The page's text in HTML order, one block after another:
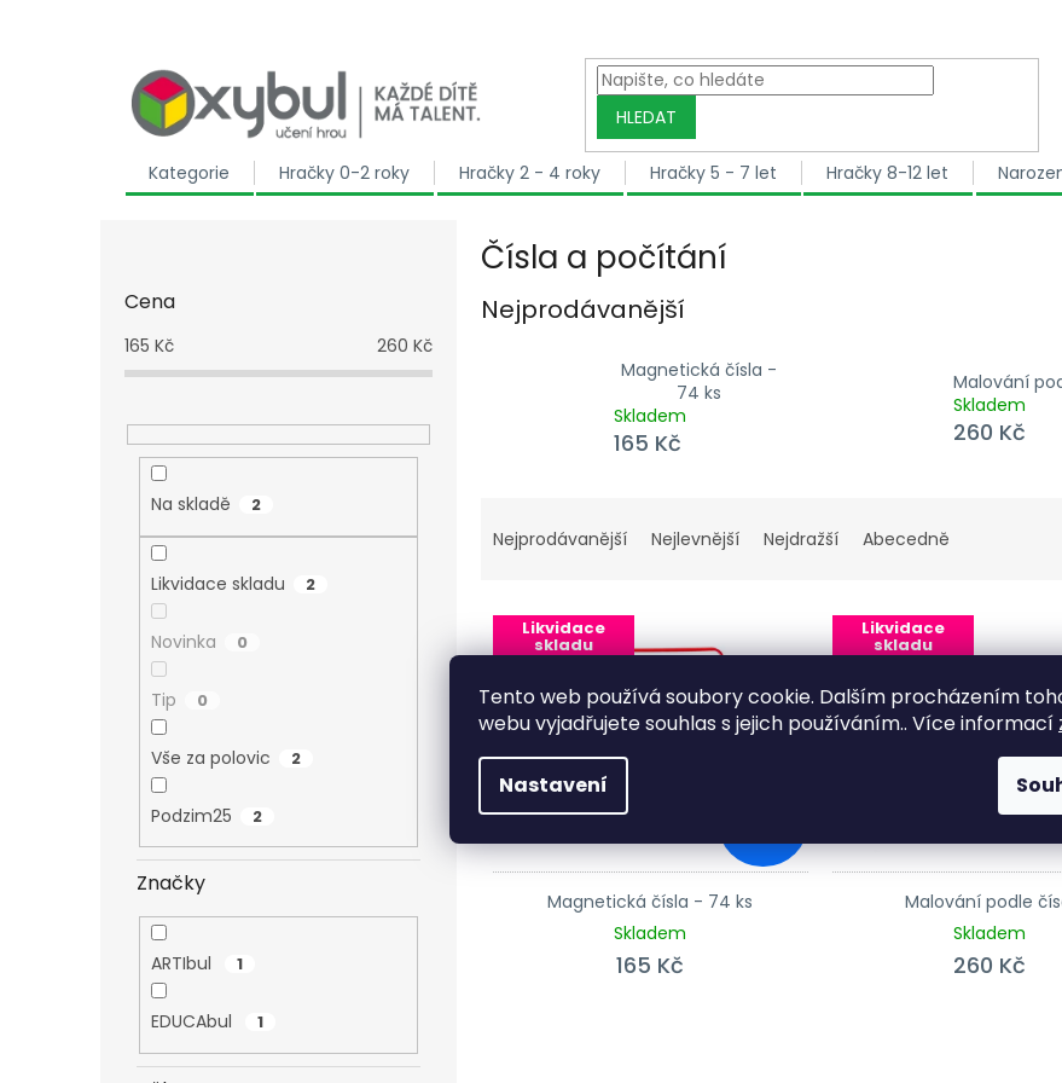
Tento web používá soubory cookie. Dalším procházením
webu vyjadřujete souhlas s jejich používáním.. Více informací
Nastavení
HLEDAT
Kategorie Hračky 0-2 roky Hračky 2 - 4 roky Hračky 5 - 7 let Hračky 8-12 let
Cena
165 Kč 260 Kč
Na skladě 2
Likvidace skladu 2
Novinka 0
Tip 0
Vše za polovic 2
Podzim25 2
Značky
ARTIbul 1
EDUCAbul 1
Čísla a počítání
Nejprodávanější
Magnetická čísla -
74 ks
Skladem
165 Kč
Malování
Skladem
260 Kč
Nejprodávanější Nejlevnější Nejdražší Abecedně
Výpis produktů
Likvidace
skladu
polovic
Magnetická čísla - 74 ks
Skladem
165 Kč
Likvidace
skladu
polovic
Malování podle
Skladem
260 Kč